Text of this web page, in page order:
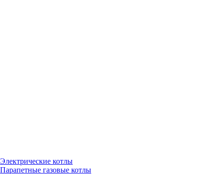
Электрические котлы
Парапетные газовые котлы